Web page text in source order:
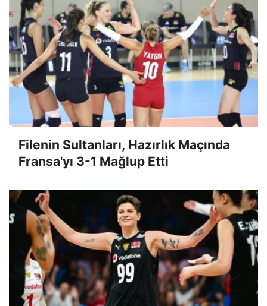
Filenin Sultanları, Hazırlık Maçında
Fransa'yı 3-1 Mağlup Etti